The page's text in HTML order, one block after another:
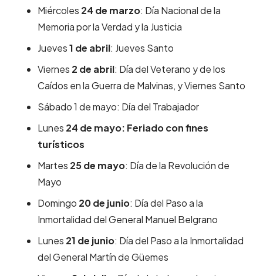
Miércoles 24 de marzo: Día Nacional de la
Memoria por la Verdad y la Justicia
Jueves1 de abril: Jueves Santo
Viernes 2 de abril: Día del Veterano y de los
Caídos en la Guerra de Malvinas, y Viernes Santo
Sábado 1 de mayo: Día del Trabajador
Lunes 24 de mayo: Feriado con fines
turísticos
Martes 25 de mayo: Día de la Revolución de
Mayo
Domingo 20 de junio: Día del Paso a la
Inmortalidad del General Manuel Belgrano
Lunes 21 de junio: Día del Paso a la Inmortalidad
del General Martín de Güemes